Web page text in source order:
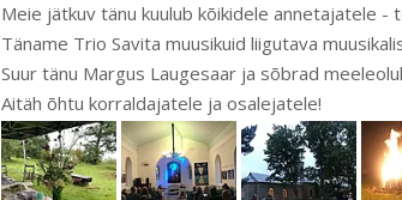
Meie jätkuv tänu kuulub kõikidele annetajatele -
Täname Trio Savita muusikuid liigutava
Suur tänu Margus Laugesaar ja sõbrad
Aitäh õhtu korraldajatele ja osalejatele!